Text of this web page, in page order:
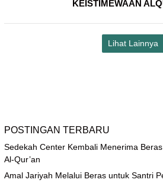
KEISTIMEWAAN
Lihat Lainnya
POSTINGAN TERBARU
Sedekah Center Kembali Menerima
Al-Qur’an
Amal Jariyah Melalui Beras untuk Santri